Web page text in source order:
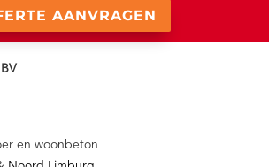
AANVRAGEN
en woonbeton